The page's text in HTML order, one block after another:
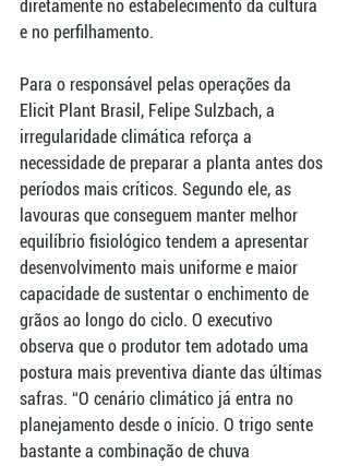
diretamente no estabelecimento da cultura
e no perfilhamento.
Para o responsável pelas operações da
Elicit Plant Brasil, Felipe Sulzbach, a
irregularidade climática reforça a
necessidade de preparar a planta antes dos
períodos mais críticos. Segundo ele, as
lavouras que conseguem manter melhor
equilíbrio fisiológico tendem a apresentar
desenvolvimento mais uniforme e maior
capacidade de sustentar o enchimento de
grãos ao longo do ciclo. O executivo
observa que o produtor tem adotado uma
postura mais preventiva diante das últimas
safras. “O cenário climático já entra no
planejamento desde o início. O trigo sente
bastante a combinação de chuva